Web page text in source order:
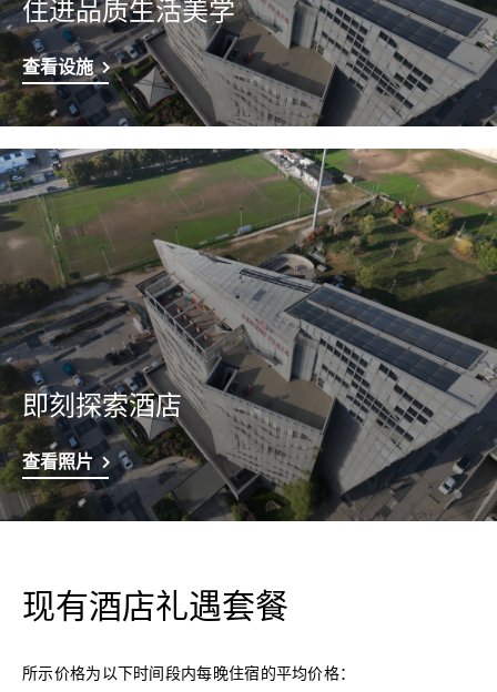
住进品质生活美学
查看设施
即刻探索酒店
查看照片
现有酒店礼遇套餐
所示价格为以下时间段内每晚住宿的平均价格：